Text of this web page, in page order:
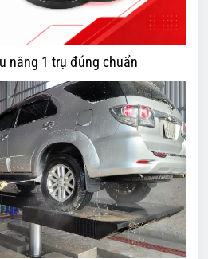
nâng 1 trụ đúng chuẩn